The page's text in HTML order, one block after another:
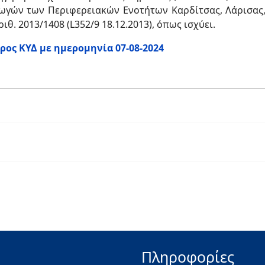
των Περιφερειακών Ενοτήτων Καρδίτσας,
2013/1408 (L352/9 18.12.2013), όπως ισχύει.
ΚΥΔ με ημερομηνία 07-08-2024
Πληροφορίες